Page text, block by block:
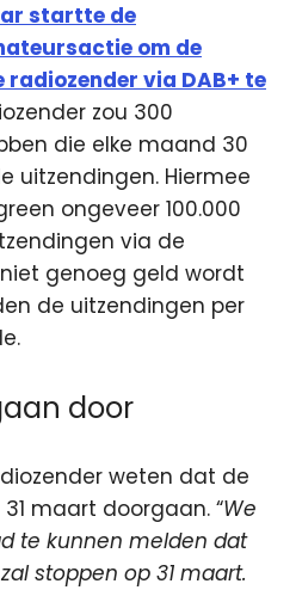
startte de
om de
via DAB+ te
zou 300
die elke maand 30
uitzendingen. Hiermee
ongeveer 100.000
via de
genoeg geld wordt
de uitzendingen per
door
weten dat de
maart doorgaan. “We
te kunnen melden dat
stoppen op 31 maart.